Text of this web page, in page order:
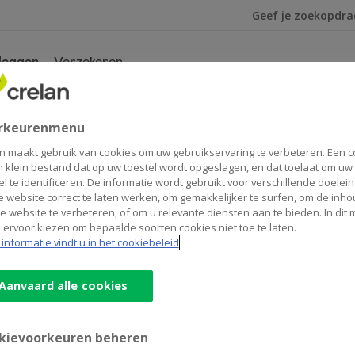
Ik ben op zoek
Verzekeren
BV - Debt Issuance Programme - 2024-05-30
Issuance Programme -
supplementen.
maakt gebruik van cookies om uw gebruikservaring te verbeteren. Een
klein bestand dat op uw toestel wordt opgeslagen, en dat toelaat om uw
te identificeren. De informatie wordt gebruikt voor verschillende
website correct te laten werken, om gemakkelijker te surfen, om de
website te verbeteren, of om u relevante diensten aan te bieden. In dit
ervoor kiezen om bepaalde soorten cookies niet toe te laten.
vindt u in het cookiebeleid
alle cookies
beheren